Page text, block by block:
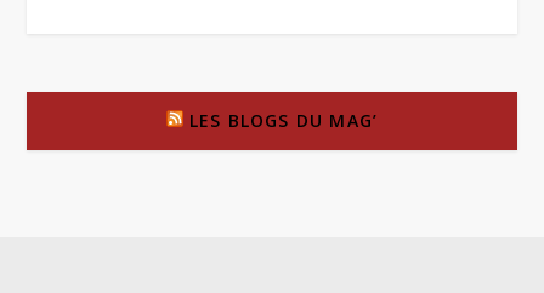
LES BLOGS DU MAG’